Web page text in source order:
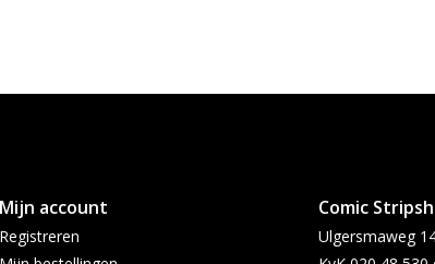
Mijn account
Registreren
Comic
Ulgersmaweg